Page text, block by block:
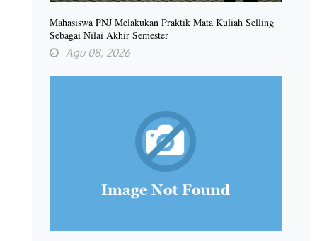
Mahasiswa PNJ Melakukan Praktik Mata Kuliah Selling
Sebagai Nilai Akhir Semester
Agu 08, 2026